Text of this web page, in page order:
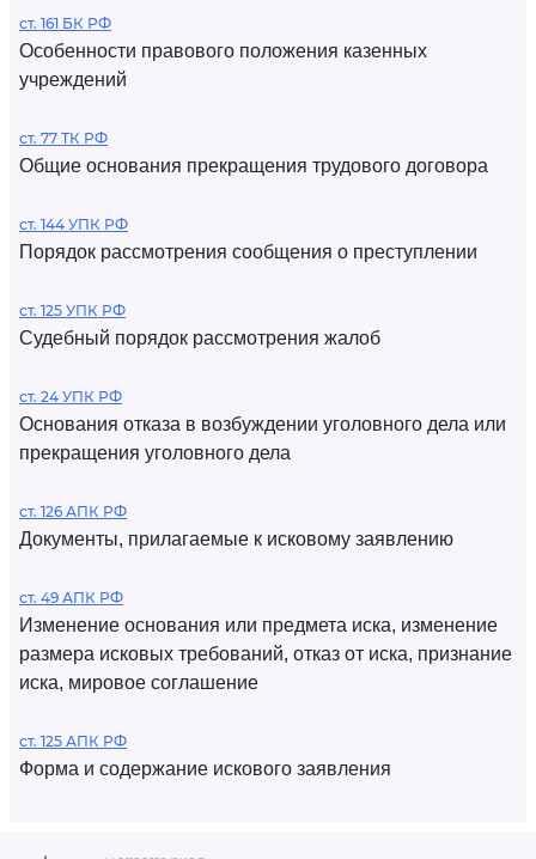
ст. 161 БК РФ
Особенности правового положения казенных
учреждений
ст. 77 ТК РФ
Общие основания прекращения трудового договора
ст. 144 УПК РФ
Порядок рассмотрения сообщения о преступлении
ст. 125 УПК РФ
Судебный порядок рассмотрения жалоб
ст. 24 УПК РФ
Основания отказа в возбуждении уголовного дела или
прекращения уголовного дела
ст. 126 АПК РФ
Документы, прилагаемые к исковому заявлению
ст. 49 АПК РФ
Изменение основания или предмета иска, изменение
размера исковых требований, отказ от иска, признание
иска, мировое соглашение
ст. 125 АПК РФ
Форма и содержание искового заявления